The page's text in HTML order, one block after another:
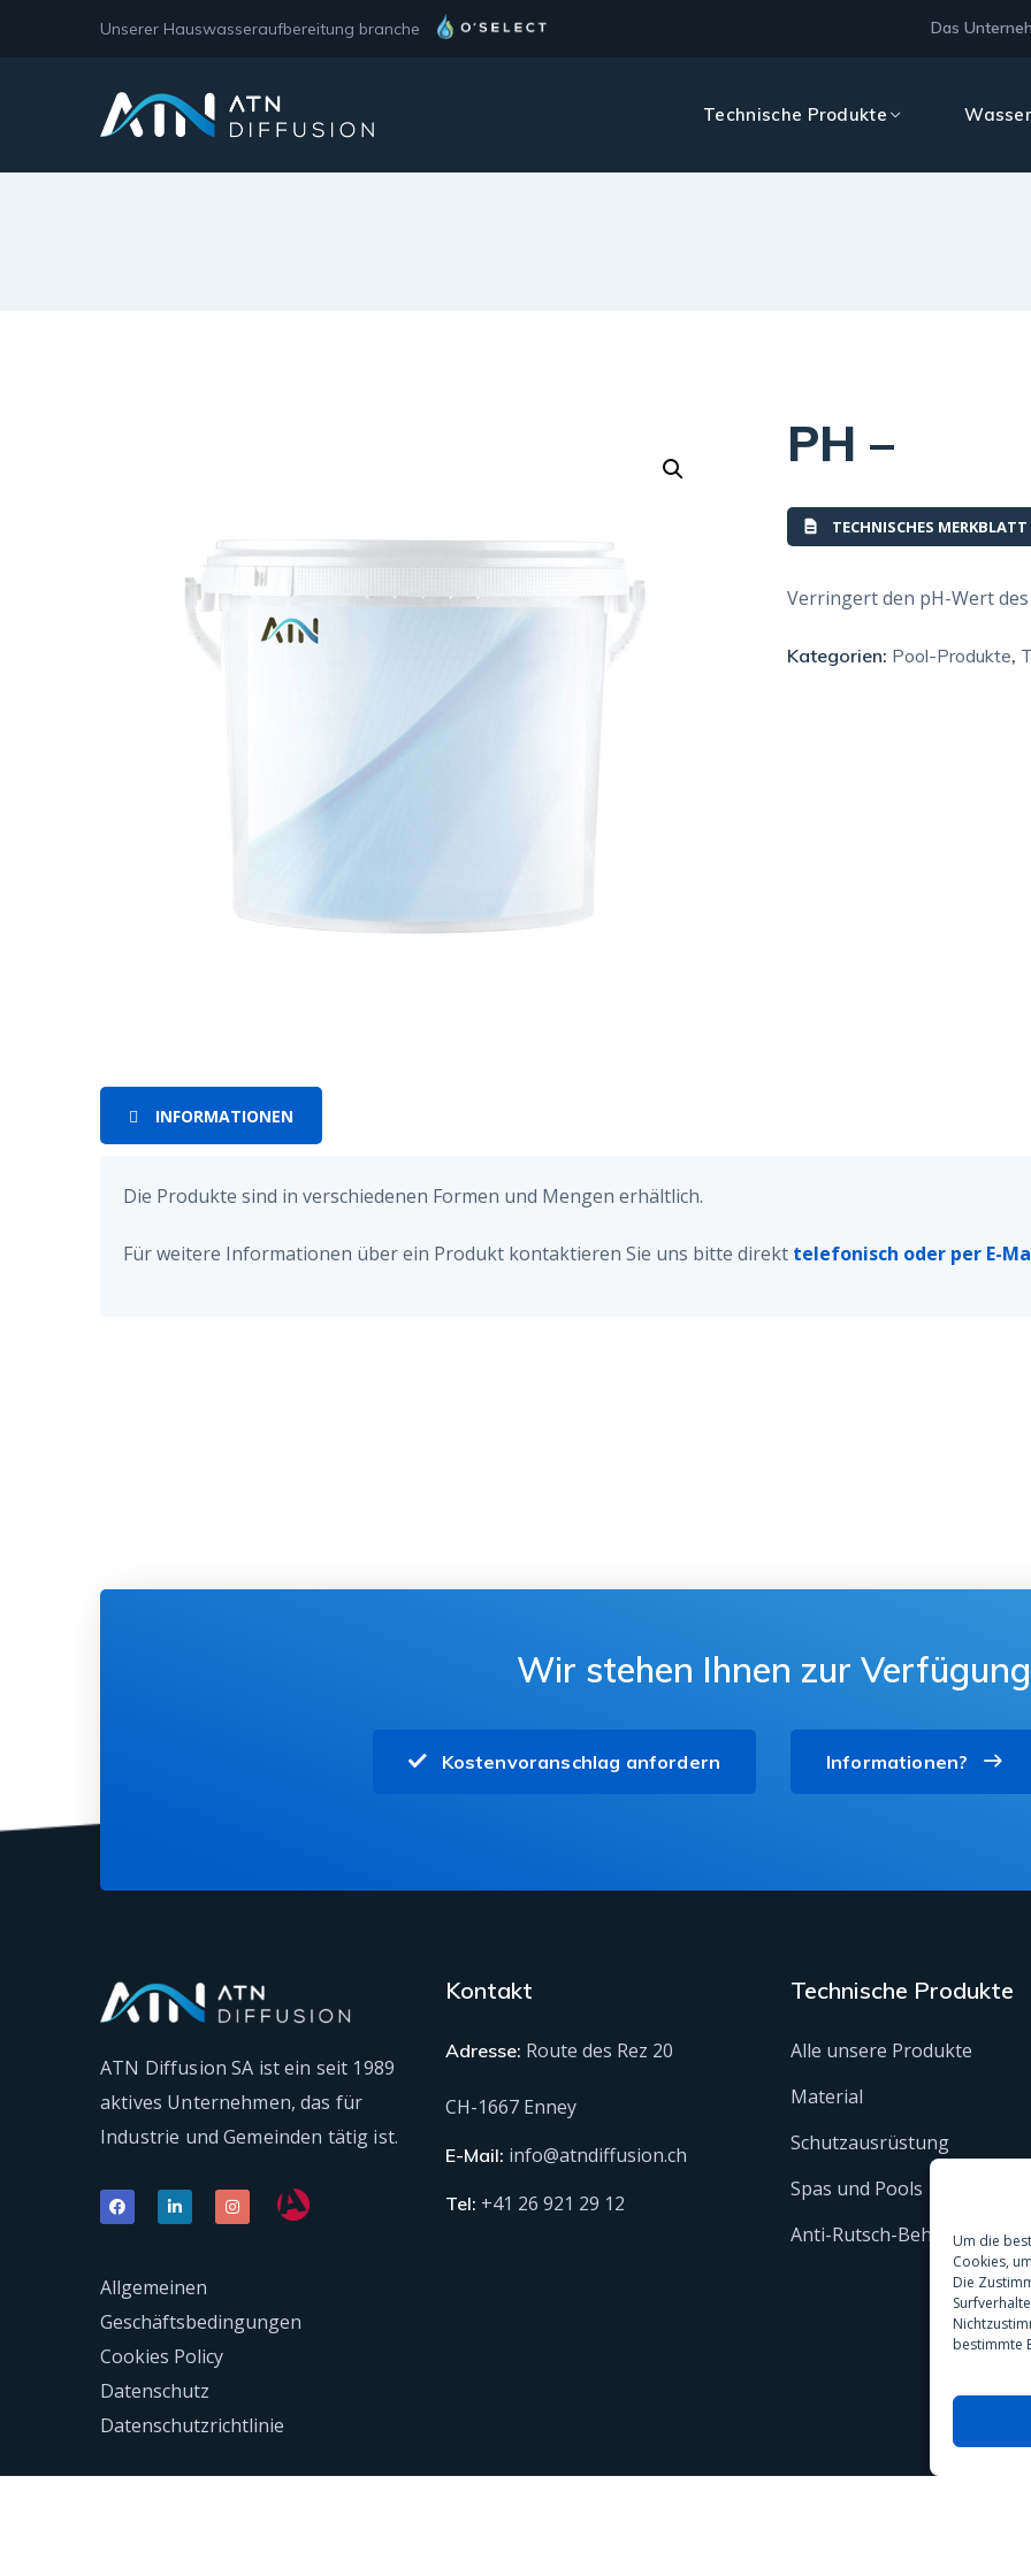
Um die
Cookies,
Die
bestimmte
Unserer Hauswasseraufbereitung branche Das
Technische Produkte
PH –
TECHNISCHES MERKBLATT
Verringert den pH-Wert des
Kategorien: Pool-Produkte,
INFORMATIONEN
Die Produkte sind in verschiedenen Formen und Mengen erhältlich.
Für weitere Informationen über ein Produkt kontaktieren Sie uns bitte direkt telefonisch oder per E-
Wir stehen Ihnen zur Verfügung
Kostenvoranschlag anfordern Informationen?
ATN Diffusion SA ist ein seit 1989
aktives Unternehmen, das für
Industrie und Gemeinden tätig ist.
Allgemeinen
Geschäftsbedingungen
Cookies Policy
Datenschutz
Datenschutzrichtlinie
Kontakt
Adresse: Route des Rez 20
CH-1667 Enney
E-Mail: info@atndiffusion.ch
Tel: +41 26 921 29 12
Technische Produkte
Alle unsere Produkte
Material
Schutzausrüstung
Spas und Pools
Anti-Rutsch-Behandlung